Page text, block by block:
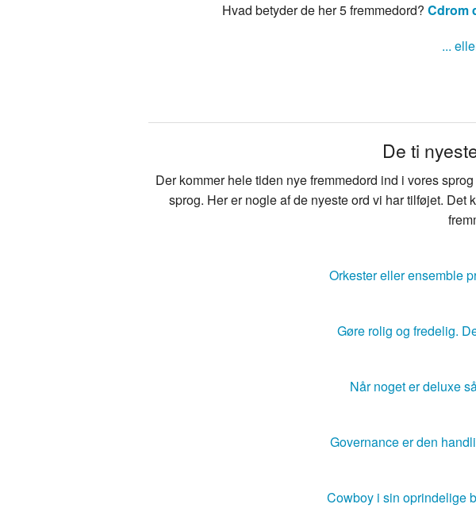
Hvad betyder de her 5 fremmedord? Cdrom
...
De ti
Der kommer hele tiden nye fremmedord ind i vores
sprog. Her er nogle af de nyeste ord vi har tilføjet. Det
Orkester eller ensemble
Gøre rolig og fredelig.
Når noget er deluxe
Governance er den
Cowboy i sin oprindelige